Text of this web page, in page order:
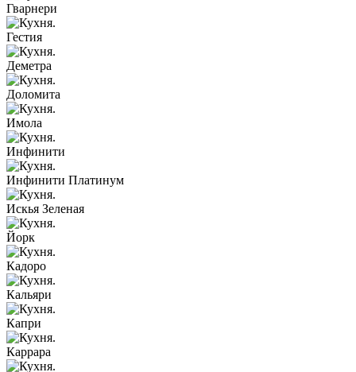
Гварнери
Гестия
Деметра
Доломита
Имола
Инфинити
Инфинити Платинум
Искья Зеленая
Йорк
Кадоро
Кальяри
Капри
Каррара